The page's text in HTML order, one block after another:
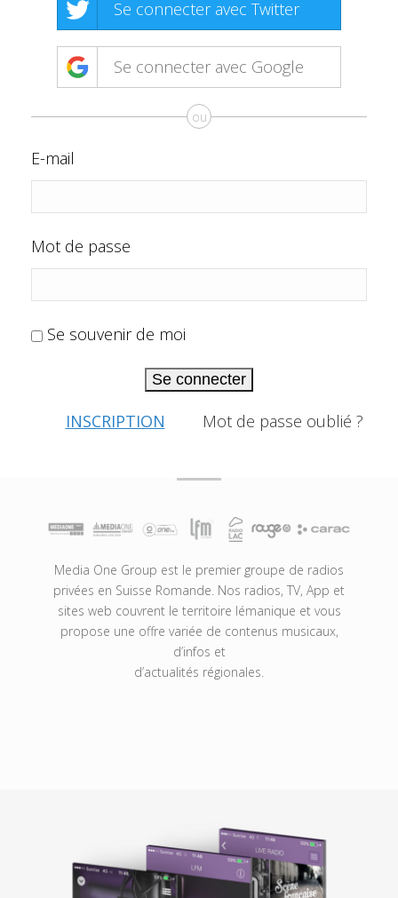
Se connecter avec Twitter
Se connecter avec Google
ou
E-mail
Mot de passe
Se souvenir de moi
Se connecter
INSCRIPTION Mot de passe oublié ?
Media One Group est le premier groupe de radios
privées en Suisse Romande. Nos radios, TV, App et
sites web couvrent le territoire lémanique et vous
propose une offre variée de contenus musicaux,
d’infos et
d’actualités régionales.